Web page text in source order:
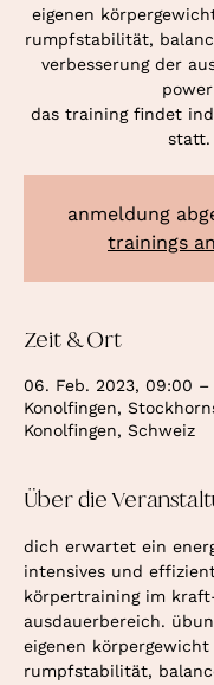
eigenen
rumpfstabilität,
verbesserung der
das training findet
statt.
anmeldung
trainings
Zeit & Ort
06. Feb. 2023, 09:00 –
Konolfingen,
Konolfingen, Schweiz
Über die
dich erwartet ein
intensives und
körpertraining im
ausdauerbereich.
eigenen
rumpfstabilität,